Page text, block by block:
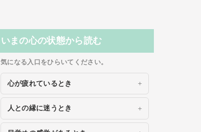
いまの心の状態から読む
気になる入口をひらいてください。
心が疲れているとき
人との縁に迷うとき